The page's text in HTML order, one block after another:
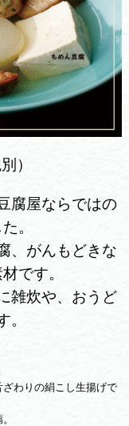
）
腐屋ならではの
。
、がんもどきな
です。
雑炊や、おうど
。
わりの絹こし生揚げで